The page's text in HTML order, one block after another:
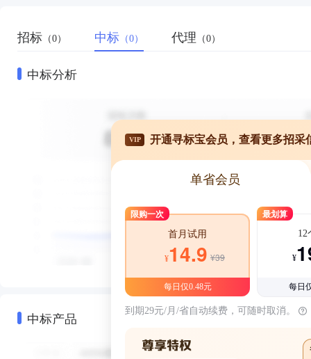
招标 （0） 中标 （0） 代理 （0）
中标分析
中标产品
VIP 开通寻标宝会员，查看更多招采
单省会员
限购一次
首月试用
¥14.9 ¥39
每日仅0.48元
最划算
12
¥
每日
到期29元/月/省自动续费，可随时取消。